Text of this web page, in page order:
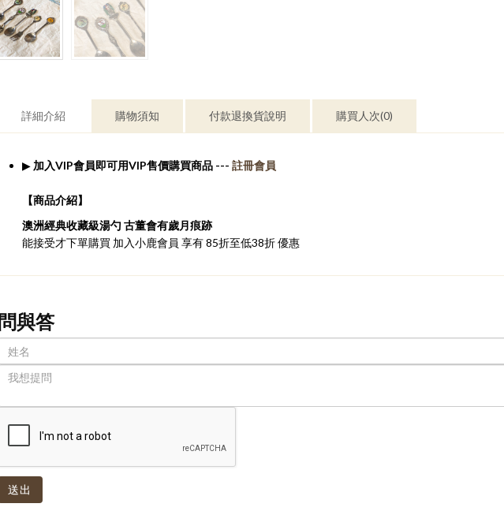
詳細介紹 購物須知 付款退換貨說明 購買人次(0)
▶ 加入VIP會員即可用VIP售價購買商品 --- 註冊會員
【商品介紹】
澳洲經典收藏級湯勺 古董會有歲月痕跡
能接受才下單購買 加入小鹿會員 享有 85折至低38折 優惠
問與答
送出